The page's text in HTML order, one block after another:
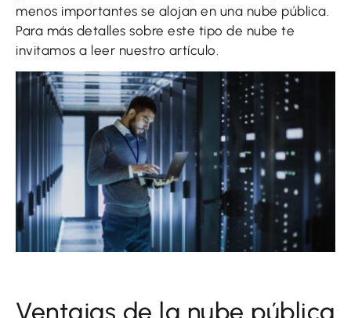
menos importantes se alojan en una nube pública.
Para más detalles sobre este tipo de nube te
invitamos a leer nuestro artículo.
Ventajas de la nube pública